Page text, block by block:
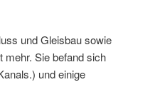
und Gleisbau sowie
mehr. Sie befand sich
und einige